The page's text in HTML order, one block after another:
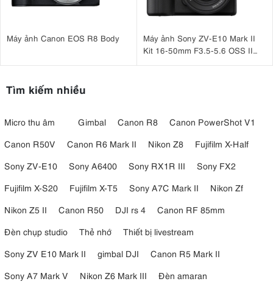
Máy ảnh Canon EOS R8 Body
Máy ảnh Sony ZV-E10 Mark II
Kit 16-50mm F3.5-5.6 OSS II
Tìm kiếm nhiều
Micro thu âm Gimbal Canon R8
Canon PowerShot V1
Canon R50V
Canon R6 Mark II Nikon Z8
Fujifilm X-Half
Sony ZV-E10
Sony A6400 Sony RX1R III
Sony FX2
Fujifilm X-S20
Fujifilm X-T5 Sony A7C Mark II
Nikon Zf
Nikon Z5 II
Canon R50 DJI rs 4
Canon RF 85mm
Đèn chụp studio
Thẻ nhớ
Thiết bị livestream
Sony ZV E10 Mark II
gimbal DJI
Canon R5 Mark II
Sony A7 Mark V
Nikon Z6 Mark III
Đèn amaran